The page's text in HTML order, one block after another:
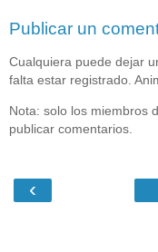
Publicar un
Cualquiera puede dejar
falta estar registrado.
Nota: solo los miembros
publicar comentarios.
‹